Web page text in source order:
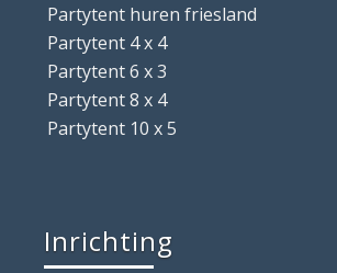
Partytent huren friesland
Partytent 4 x 4
Partytent 6 x 3
Partytent 8 x 4
Partytent 10 x 5
Inrichting